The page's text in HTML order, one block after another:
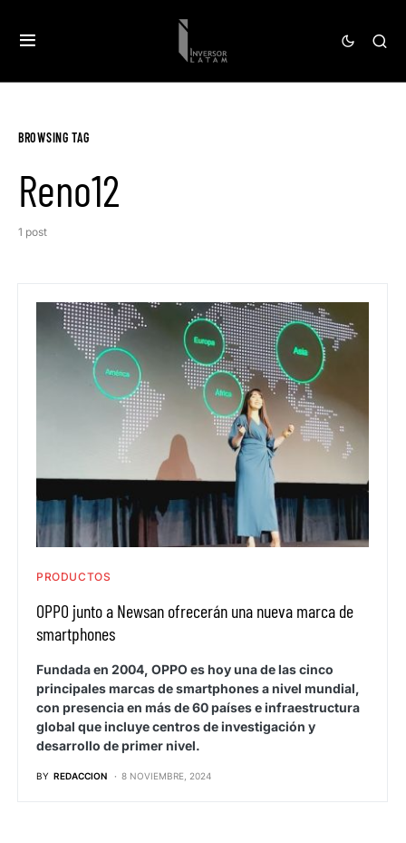
BROWSING TAG
Reno12
1 post
PRODUCTOS
OPPO junto a Newsan ofrecerán una nueva marca de
smartphones
Fundada en 2004, OPPO es hoy una de las cinco
principales marcas de smartphones a nivel mundial,
con presencia en más de 60 países e infraestructura
global que incluye centros de investigación y
desarrollo de primer nivel.
BY REDACCION 8 NOVIEMBRE, 2024